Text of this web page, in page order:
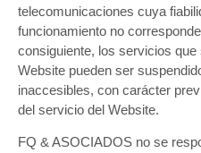
telecomunicaciones cuya
funcionamiento no
consiguiente, los servicios
Website pueden ser
inaccesibles, con carácter
del servicio del Website.
FQ & ASOCIADOS no se